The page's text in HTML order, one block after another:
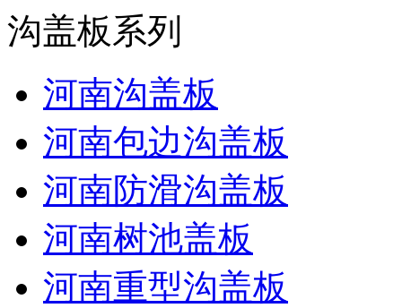
沟盖板系列
河南沟盖板
河南包边沟盖板
河南防滑沟盖板
河南树池盖板
河南重型沟盖板